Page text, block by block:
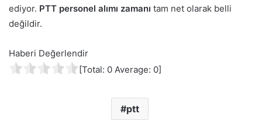
ediyor. PTT personel alımı zamanı tam net olarak belli
değildir.
Haberi Değerlendir
[Total: 0 Average: 0]
ptt